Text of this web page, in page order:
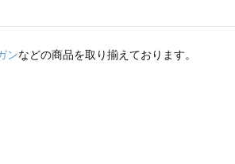
ンなどの商品を取り揃えております。